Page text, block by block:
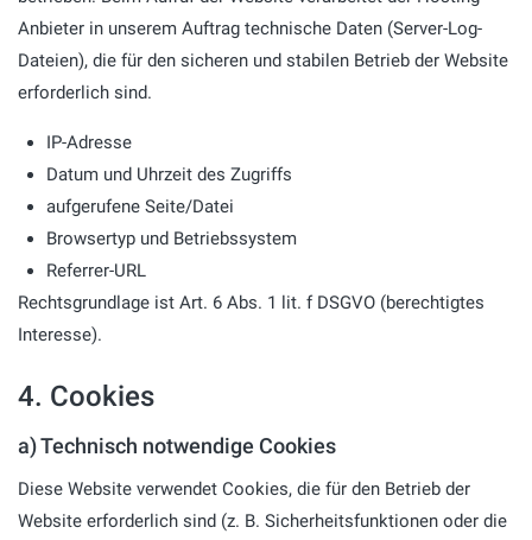
Anbieter in unserem Auftrag technische Daten (Server-Log-
Dateien), die für den sicheren und stabilen Betrieb der Website
erforderlich sind.
IP-Adresse
Datum und Uhrzeit des Zugriffs
aufgerufene Seite/Datei
Browsertyp und Betriebssystem
Referrer-URL
Rechtsgrundlage ist Art. 6 Abs. 1 lit. f DSGVO (berechtigtes
Interesse).
4. Cookies
a) Technisch notwendige Cookies
Diese Website verwendet Cookies, die für den Betrieb der
Website erforderlich sind (z. B. Sicherheitsfunktionen oder die